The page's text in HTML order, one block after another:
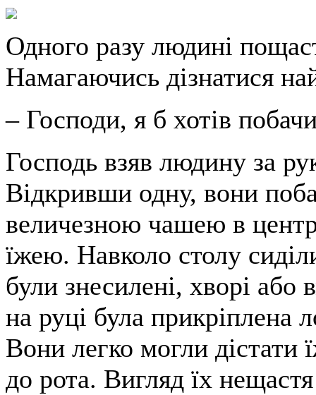
Одного разу людині
Намагаючись дізнатися
– Господи, я б хотів
Господь взяв людину за
Відкривши одну, вони
величезною чашею в
їжею. Навколо столу
були знесилені, хворі
на руці була
Вони легко могли дістати
до рота. Вигляд їх